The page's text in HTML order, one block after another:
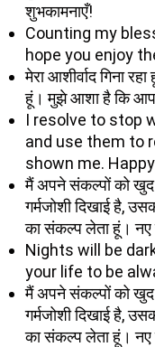
शुभकामनाएँ!
Counting my
hope you enjoy
मेरा आशीर्वाद गिना
हूं। मुझे आशा है कि आप
I resolve to stop
and use them to
shown me.
मैं अपने संकल्पों को
गर्मजोशी दिखाई है,
का संकल्प लेता हूं। नए
Nights will be
your life to be
मैं अपने संकल्पों को
गर्मजोशी दिखाई है,
का संकल्प लेता हूं। नए